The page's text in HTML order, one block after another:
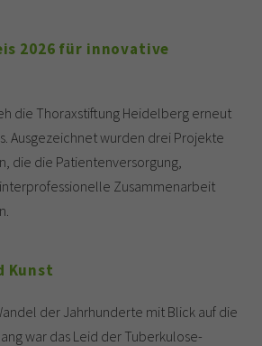
2026 für innovative
die Thoraxstiftung Heidelberg erneut
Ausgezeichnet wurden drei Projekte
die die Patientenversorgung,
Zusammenarbeit
Kunst
der Jahrhunderte mit Blick auf die
war das Leid der Tuberkulose-